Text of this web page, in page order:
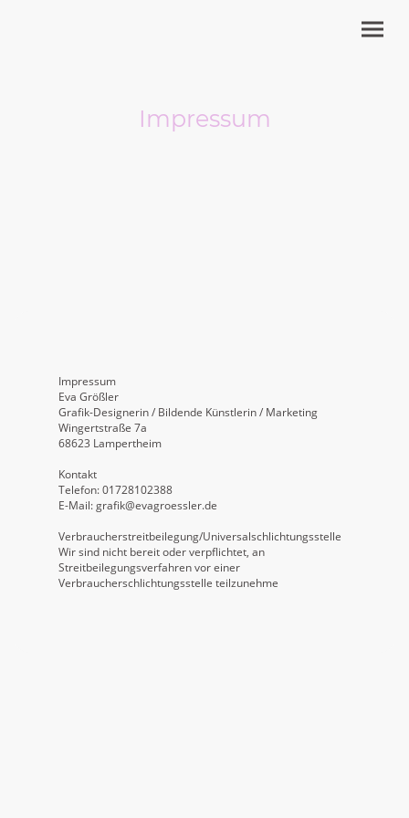
Impressum
Impressum
Eva Größler
Grafik-Designerin / Bildende Künstlerin / Marketing
Wingertstraße 7a
68623 Lampertheim
Kontakt
Telefon: 01728102388
E-Mail: grafik@evagroessler.de
Verbraucherstreitbeilegung/Universalschlichtungsstelle
Wir sind nicht bereit oder verpflichtet, an
Streitbeilegungsverfahren vor einer
Verbraucherschlichtungsstelle teilzunehme